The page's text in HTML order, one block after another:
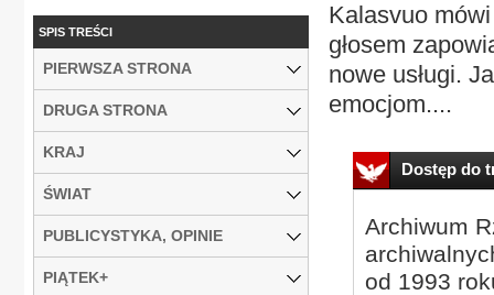
Kalasvuo
głosem
nowe usługi.
emocjom....
Dostęp do
Archiwum
od 1993
SPIS TREŚCI
PIERWSZA STRONA
DRUGA STRONA
KRAJ
ŚWIAT
PUBLICYSTYKA, OPINIE
PIĄTEK+